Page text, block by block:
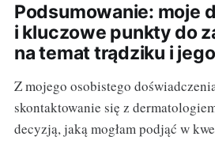
Podsumowanie: moje
i kluczowe punkty do
na temat trądziku i
Z mojego osobistego
skontaktowanie się z
decyzją, jaką mogłam podjąć w